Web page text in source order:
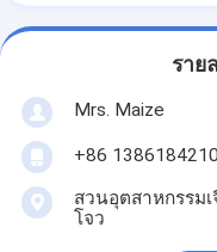
ราย
Mrs. Maize
+86
สวนอุตสาหกรรมเ
โจว